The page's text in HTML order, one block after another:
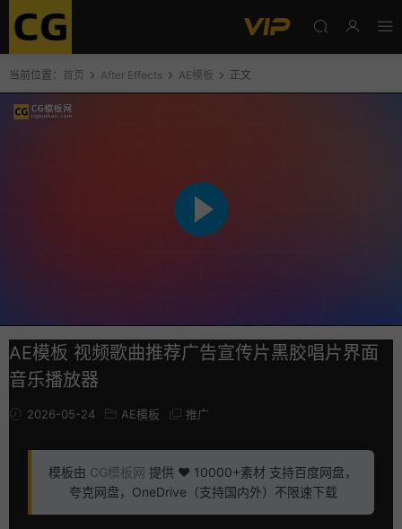
当前位置： 首页 After Effects AE模板 正文
AE模板 视频歌曲推荐广告宣传片黑胶唱片界面
音乐播放器
2026-05-24 AE模板 推广
模板由 CG模板网 提供 ❤️ 10000+素材 支持百度网盘，
夸克网盘，OneDrive（支持国内外）不限速下载